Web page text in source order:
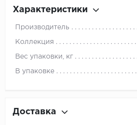
Характеристики
Производитель
Коллекция
Вес упаковки, кг
В упаковке
Доставка